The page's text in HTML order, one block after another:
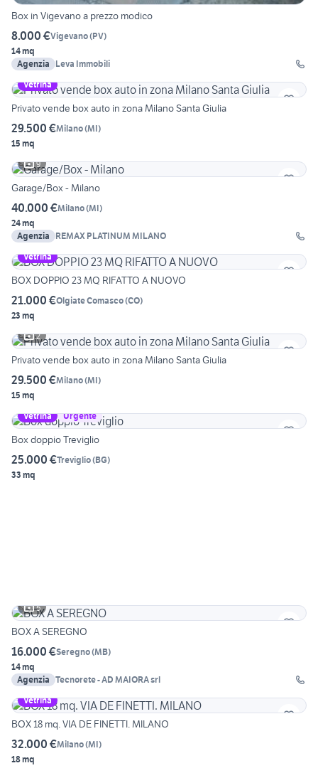
Box in Vigevano a prezzo modico
8.000 €Vigevano(PV)
14 mq
Agenzia
Leva Immobili
Vetrina
Privato vende box auto in zona Milano Santa Giulia
29.500 €Milano(MI)
15 mq
9
Garage/Box - Milano
40.000 €Milano(MI)
24 mq
Agenzia
REMAX PLATINUM MILANO
Vetrina
BOX DOPPIO 23 MQ RIFATTO A NUOVO
21.000 €Olgiate Comasco(CO)
23 mq
2
Privato vende box auto in zona Milano Santa Giulia
29.500 €Milano(MI)
15 mq
Vetrina
Urgente
Box doppio Treviglio
25.000 €Treviglio(BG)
33 mq
5
BOX A SEREGNO
16.000 €Seregno(MB)
14 mq
Agenzia Tecnorete - AD MAIORA srl
Vetrina
BOX 18 mq. VIA DE FINETTI. MILANO
32.000 €Milano(MI)
18 mq